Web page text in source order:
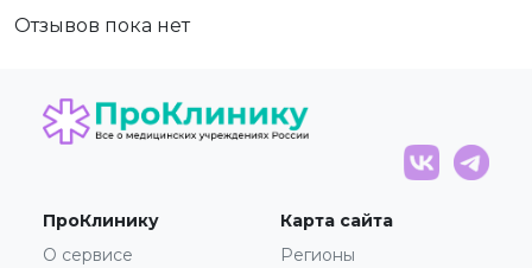
Отзывов пока нет
ПроКлинику
О сервисе
Карта сайта
Регионы